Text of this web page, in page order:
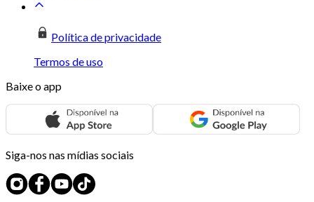
Política de privacidade
Termos de uso
Baixe o app
Siga-nos nas mídias sociais